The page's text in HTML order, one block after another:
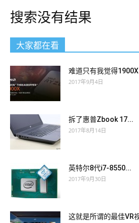
搜索没有结果
大家都在看
难道只有我觉得
2017年9月4日
拆了惠普Zbook 17...
2017年8月14日
英特尔8代i7-8550...
2017年9月30日
这就是所谓的最佳VR